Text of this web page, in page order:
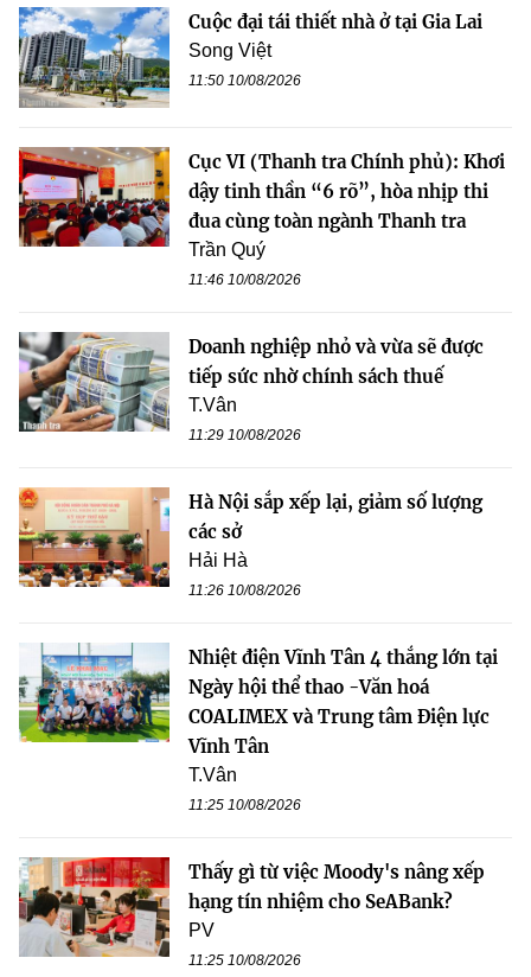
Cuộc đại tái thiết nhà ở tại Gia Lai
Song Việt
11:50 10/08/2026
Cục VI (Thanh tra Chính phủ): Khơi
dậy tinh thần “6 rõ”, hòa nhịp thi
đua cùng toàn ngành Thanh tra
Trần Quý
11:46 10/08/2026
Doanh nghiệp nhỏ và vừa sẽ được
tiếp sức nhờ chính sách thuế
T.Vân
11:29 10/08/2026
Hà Nội sắp xếp lại, giảm số lượng
các sở
Hải Hà
11:26 10/08/2026
Nhiệt điện Vĩnh Tân 4 thắng lớn tại
Ngày hội thể thao -Văn hoá
COALIMEX và Trung tâm Điện lực
Vĩnh Tân
T.Vân
11:25 10/08/2026
Thấy gì từ việc Moody's nâng xếp
hạng tín nhiệm cho SeABank?
PV
11:25 10/08/2026